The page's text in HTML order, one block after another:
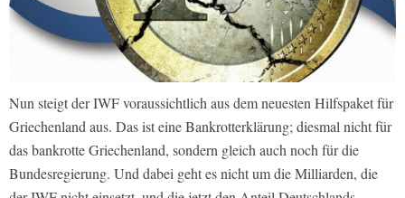
Nun steigt der IWF voraussichtlich aus dem neuesten Hilfspaket für
Griechenland aus. Das ist eine Bankrotterklärung; diesmal nicht für
das bankrotte Griechenland, sondern gleich auch noch für die
Bundesregierung. Und dabei geht es nicht um die Milliarden, die